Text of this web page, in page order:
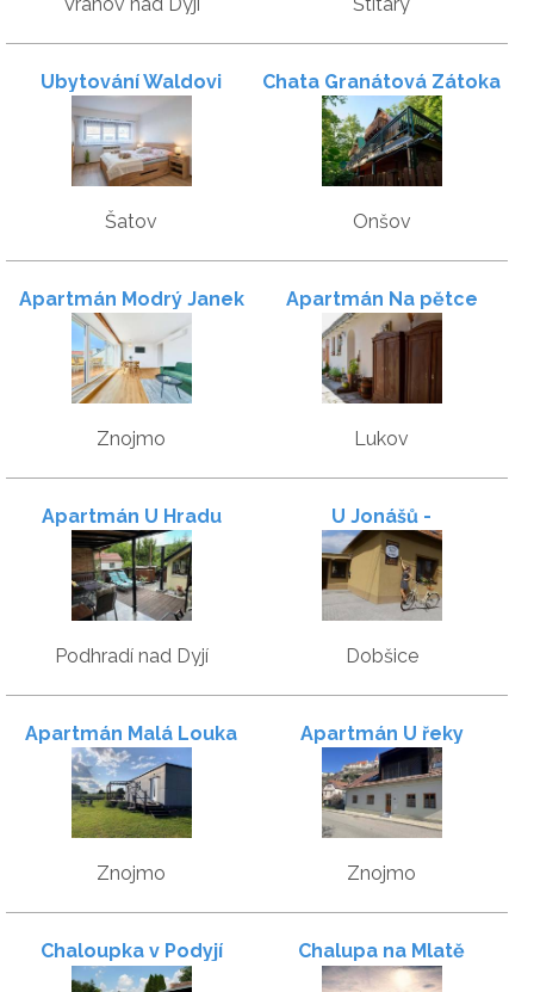
Ubytování Waldovi
Šatov
Chata Granátová Zátoka
Onšov
Apartmán Modrý Janek
Znojmo
Apartmán Na pětce
Lukov
Apartmán U Hradu
Podhradí nad Dyjí
U Jonášů -
Cykloubytování ve
Znojmě
Dobšice
Apartmán Malá Louka
Znojmo
Apartmán U řeky
Znojmo
Chaloupka v Podyjí Chalupa na Mlatě